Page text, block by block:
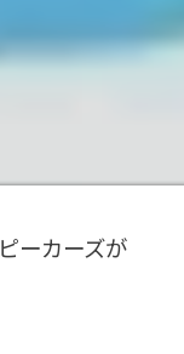
ーカーズが